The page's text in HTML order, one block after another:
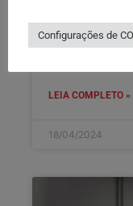
lançamento da
Profissionais do
LEIA COMPLETO »
18/04/2024
Configurações de